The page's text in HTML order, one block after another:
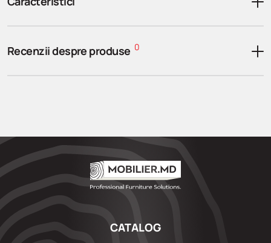
Recenzii despre produse 0
CATALOG